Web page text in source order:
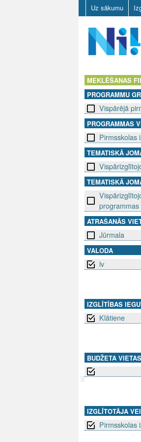
Uz sākumu
D
L
V
MEKLĒŠANAS
PROGRAMMU
Vispārējā
PROGRAMMAS
Pirmsskolas
TEMATISKĀ
TEMATISKĀ
programmas
ATRAŠANĀS
Jūrmala
VALODA
lv
IZGLĪTĪBAS
Klātiene
BUDŽETA VIETAS
IZGLĪTOTĀJA
Pirmsskolas